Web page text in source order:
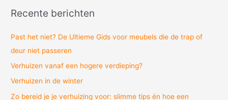
k
:
Recente berichten
Past het niet? De Ultieme Gids voor meubels die de trap of
deur niet passeren
Verhuizen vanaf een hogere verdieping?
Verhuizen in de winter
Zo bereid je je verhuizing voor: slimme tips én hoe een